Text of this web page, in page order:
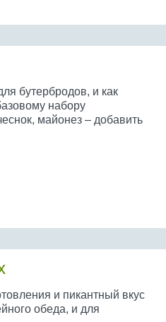
бутербродов, и как
набору
майонез – добавить
и пикантный вкус
обеда, и для